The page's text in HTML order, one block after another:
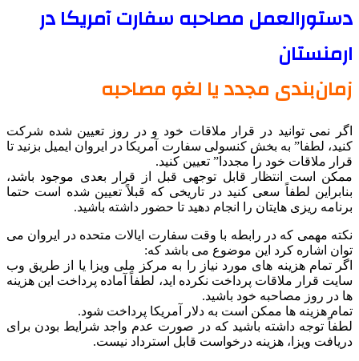
دستورالعمل مصاحبه سفارت آمریکا در
ارمنستان
زمان‌بندی مجدد یا لغو مصاحبه
اگر نمی توانید در قرار ملاقات خود و در روز تعیین شده شرکت
کنید، لطفا” به بخش کنسولی سفارت آمریکا در ایروان ایمیل بزنید تا
قرار ملاقات خود را مجددا” تعیین کنید.
ممکن است انتظار قابل توجهی قبل از قرار بعدی موجود باشد،
بنابراین لطفاً سعی کنید در تاریخی که قبلاً تعیین شده است حتما
برنامه ریزی هایتان را انجام دهید تا حضور داشته باشید.
نکته مهمی که در رابطه با وقت سفارت ایالات متحده در ایروان می
توان اشاره کرد این موضوع می باشد که:
اگر تمام هزینه های مورد نیاز را به مرکز ملی ویزا یا از طریق وب
سایت قرار ملاقات پرداخت نکرده اید، لطفاً آماده پرداخت این هزینه
ها در روز مصاحبه خود باشید.
تمام هزینه ها ممکن است به دلار آمریکا پرداخت شود.
لطفاً توجه داشته باشید که در صورت عدم واجد شرایط بودن برای
دریافت ویزا، هزینه درخواست قابل استرداد نیست.